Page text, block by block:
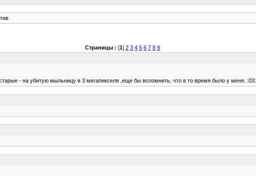
Страницы : [1] 2 3 4 5 6 7 8 9
- на убитую мыльницу в 3 мегапикселя ,еще бы вспомнить, что в то время было у меня. :03: